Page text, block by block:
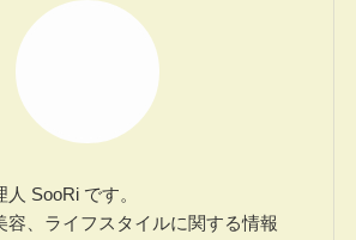
SooRi です。
容、ライフスタイルに関する情報